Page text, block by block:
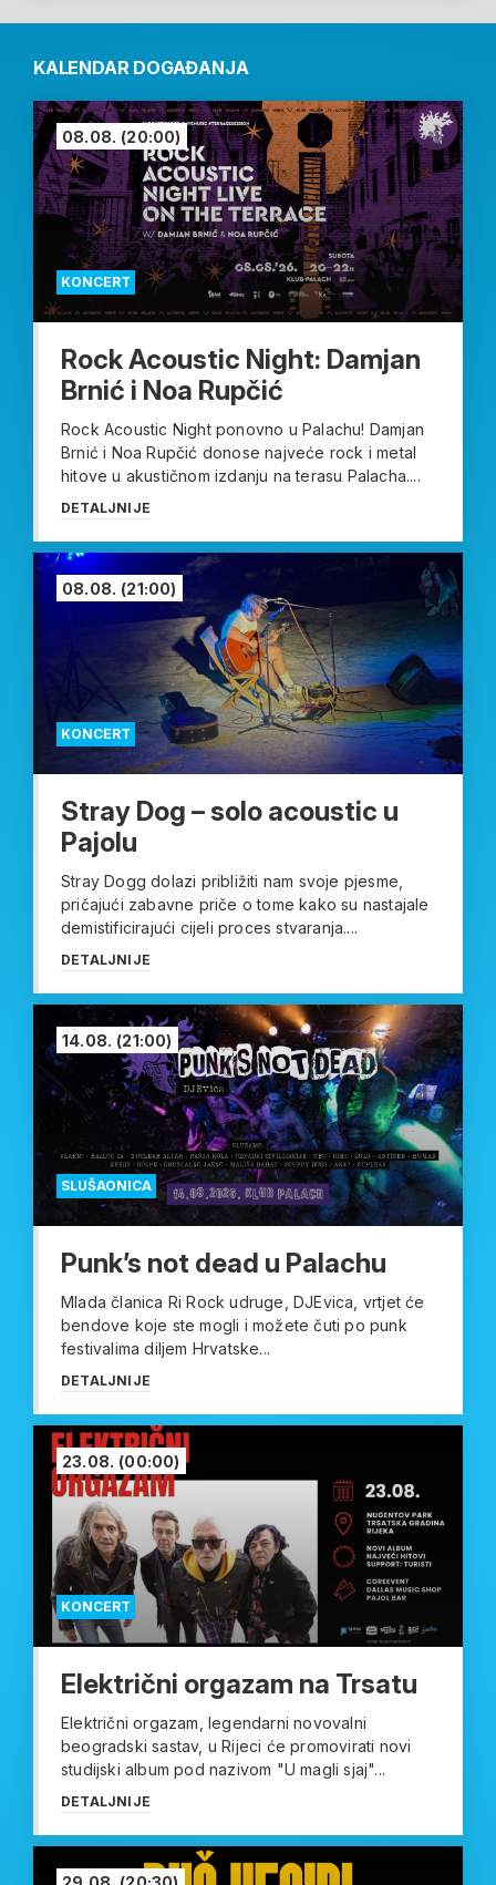
KALENDAR DOGAĐANJA
KONCERT
08.08. (20:00)
Rock Acoustic Night: Damjan
Brnić i Noa Rupčić
Rock Acoustic Night ponovno u Palachu! Damjan
Brnić i Noa Rupčić donose najveće rock i metal
hitove u akustičnom izdanju na terasu Palacha....
DETALJNIJE
KONCERT
08.08. (21:00)
Stray Dog – solo acoustic u
Pajolu
Stray Dogg dolazi približiti nam svoje pjesme,
pričajući zabavne priče o tome kako su nastajale
demistificirajući cijeli proces stvaranja....
DETALJNIJE
SLUŠAONICA
14.08. (21:00)
Punk’s not dead u Palachu
Mlada članica Ri Rock udruge, DJEvica, vrtjet će
bendove koje ste mogli i možete čuti po punk
festivalima diljem Hrvatske...
DETALJNIJE
KONCERT
23.08. (00:00)
Električni orgazam na Trsatu
Električni orgazam, legendarni novovalni
beogradski sastav, u Rijeci će promovirati novi
studijski album pod nazivom "U magli sjaj"...
DETALJNIJE